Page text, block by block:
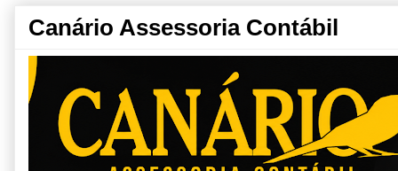
Canário Assessoria Contábil